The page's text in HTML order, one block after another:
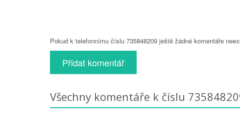
Pokud k telefonnímu číslu 735848209 ještě žádné komentáře
Přidat komentář
Všechny komentáře k číslu